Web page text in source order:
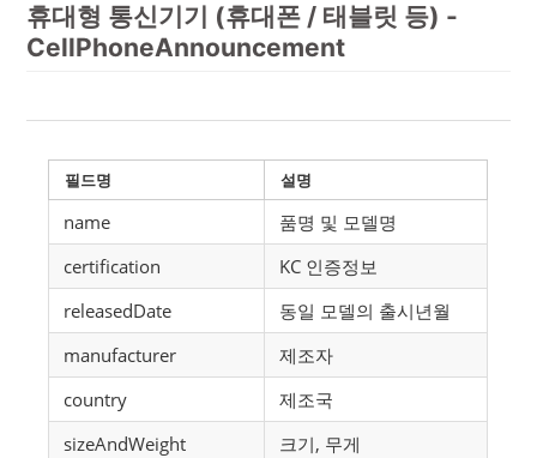
휴대형 통신기기 (휴대폰 / 태블릿 등) -
CellPhoneAnnouncement
필드명 설명
name
품명 및 모델명
certification
KC 인증정보
releasedDate
동일 모델의 출시년월
manufacturer
제조자
country
제조국
sizeAndWeight
크기, 무게